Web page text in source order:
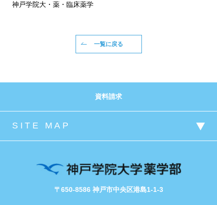
神戸学院大・薬・臨床薬学
一覧に戻る
資料請求
〒650-8586 神戸市中央区港島1-1-3